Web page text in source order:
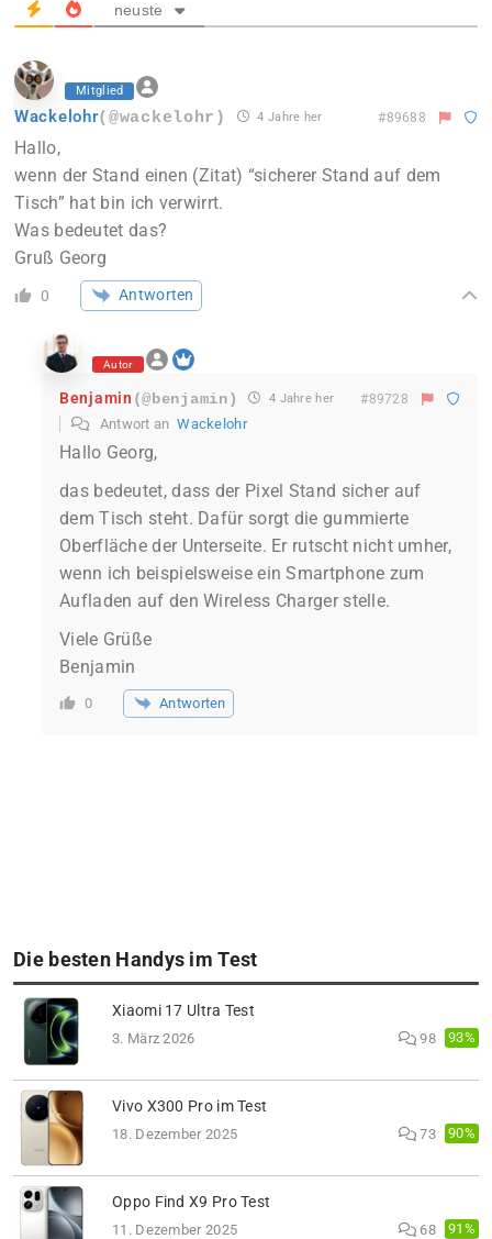
neuste
Mitglied
Wackelohr(@wackelohr) 4 Jahre her #89688
Hallo,
wenn der Stand einen (Zitat) “sicherer Stand auf dem
Tisch” hat bin ich verwirrt.
Was bedeutet das?
Gruß Georg
0 Antworten
Autor
Benjamin (@benjamin) 4 Jahre her #89728
Antwort anWackelohr
Hallo Georg,
das bedeutet, dass der Pixel Stand sicher auf
dem Tisch steht. Dafür sorgt die gummierte
Oberfläche der Unterseite. Er rutscht nicht umher,
wenn ich beispielsweise ein Smartphone zum
Aufladen auf den Wireless Charger stelle.
Viele Grüße
Benjamin
0 Antworten
Die besten Handys im Test
Xiaomi 17 Ultra Test
3. März 2026 98 93%
Vivo X300 Pro im Test
18. Dezember 2025 73 90%
Oppo Find X9 Pro Test
11. Dezember 2025 68 91%